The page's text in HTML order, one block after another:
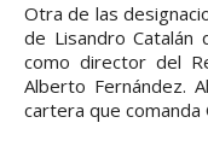
Otra de las
de Lisandro Catalán
como director del
Alberto Fernández.
cartera que comanda